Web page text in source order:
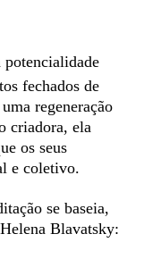
potencialidade
fechados de
regeneração
criadora, ela
os seus
e coletivo.
se baseia,
Blavatsky: